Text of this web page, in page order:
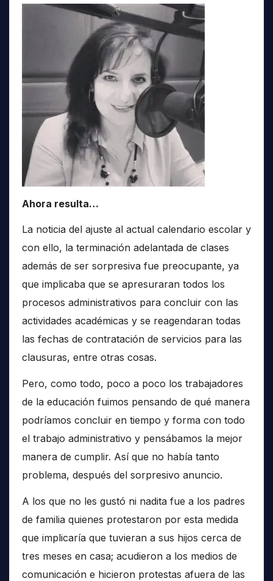
Ahora resulta…
La noticia del ajuste al actual calendario escolar y
con ello, la terminación adelantada de clases
además de ser sorpresiva fue preocupante, ya
que implicaba que se apresuraran todos los
procesos administrativos para concluir con las
actividades académicas y se reagendaran todas
las fechas de contratación de servicios para las
clausuras, entre otras cosas.
Pero, como todo, poco a poco los trabajadores
de la educación fuimos pensando de qué manera
podríamos concluir en tiempo y forma con todo
el trabajo administrativo y pensábamos la mejor
manera de cumplir. Así que no había tanto
problema, después del sorpresivo anuncio.
A los que no les gustó ni nadita fue a los padres
de familia quienes protestaron por esta medida
que implicaría que tuvieran a sus hijos cerca de
tres meses en casa; acudieron a los medios de
comunicación e hicieron protestas afuera de las